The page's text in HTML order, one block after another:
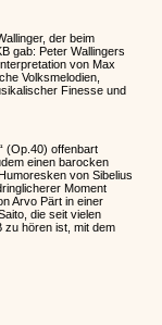
der beim
gab: Peter Wallingers
von Max
Volksmelodien,
Finesse und
(Op.40) offenbart
einen barocken
von Sibelius
Moment
Arvo Pärt in einer
die seit vielen
zu hören ist, mit dem